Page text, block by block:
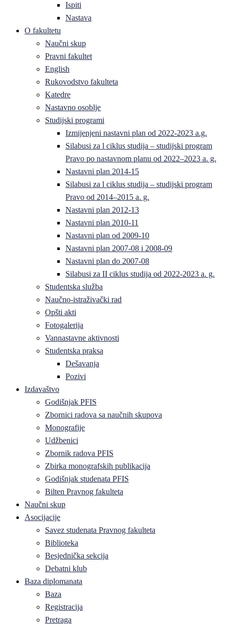
Ispiti
Nastava
O fakultetu
Naučni skup
Pravni fakultet
English
Rukovodstvo fakulteta
Katedre
Nastavno osoblje
Studijski programi
Izmijenjeni nastavni plan od 2022-2023 a.g.
Silabusi za l ciklus studija – studijski program
Pravo po nastavnom planu od 2022–2023 a. g.
Nastavni plan 2014-15
Silabusi za l ciklus studija – studijski program
Pravo od 2014–2015 a. g.
Nastavni plan 2012-13
Nastavni plan 2010-11
Nastavni plan od 2009-10
Nastavni plan 2007-08 i 2008-09
Nastavni plan do 2007-08
Silabusi za II ciklus studija od 2022-2023 a. g.
Studentska služba
Naučno-istraživački rad
Opšti akti
Fotogalerija
Vannastavne aktivnosti
Studentska praksa
Dešavanja
Pozivi
Izdavaštvo
Godišnjak PFIS
Zbornici radova sa naučnih skupova
Monografije
Udžbenici
Zbornik radova PFIS
Zbirka monografskih publikacija
Godišnjak studenata PFIS
Bilten Pravnog fakulteta
Naučni skup
Asocijacije
Savez studenata Pravnog fakulteta
Biblioteka
Besjednička sekcija
Debatni klub
Baza diplomanata
Baza
Registracija
Pretraga